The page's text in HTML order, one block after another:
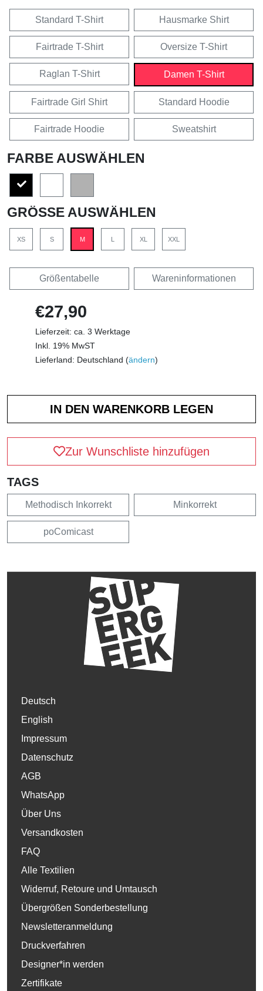
Standard T-Shirt Hausmarke Shirt
Fairtrade T-Shirt Oversize T-Shirt
Raglan T-Shirt Damen T-Shirt
Fairtrade Girl Shirt Standard Hoodie
Fairtrade Hoodie Sweatshirt
FARBE AUSWÄHLEN
GRÖSSE AUSWÄHLEN
XS S M XL XXL
Größentabelle Wareninformationen
€27,90
Lieferzeit: ca. 3 Werktage
Inkl. 19% MwST
Lieferland: Deutschland (ändern)
Zur Wunschliste hinzufügen
TAGS
Methodisch Inkorrekt Minkorrekt
poComicast
Deutsch
English
Impressum
Datenschutz
AGB
WhatsApp
Über Uns
Versandkosten
FAQ
Alle Textilien
Widerruf, Retoure und Umtausch
Übergrößen Sonderbestellung
Newsletteranmeldung
Druckverfahren
Designer*in werden
Zertifikate